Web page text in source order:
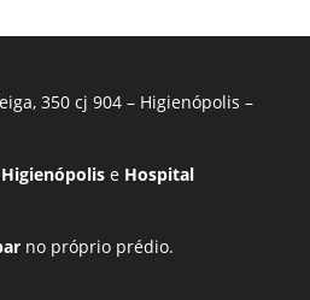
350 cj 904 – Higienópolis –
e Hospital
no próprio prédio.